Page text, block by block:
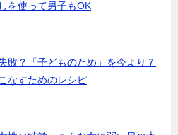
を使って男子もOK
敗？「子どものため」を今より７
なすためのレシピ